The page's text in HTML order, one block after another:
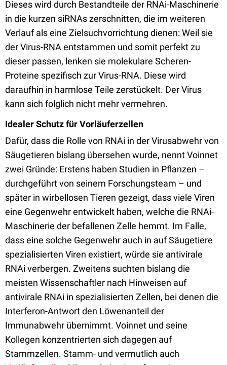
Dieses wird durch Bestandteile der RNAi-Maschinerie
in die kurzen siRNAs zerschnitten, die im weiteren
Verlauf als eine Zielsuchvorrichtung dienen: Weil sie
der Virus-RNA entstammen und somit perfekt zu
dieser passen, lenken sie molekulare Scheren-
Proteine spezifisch zur Virus-RNA. Diese wird
daraufhin in harmlose Teile zerstückelt. Der Virus
kann sich folglich nicht mehr vermehren.
Idealer Schutz für Vorläuferzellen
Dafür, dass die Rolle von RNAi in der Virusabwehr von
Säugetieren bislang übersehen wurde, nennt Voinnet
zwei Gründe: Erstens haben Studien in Pflanzen –
durchgeführt von seinem Forschungsteam – und
später in wirbellosen Tieren gezeigt, dass viele Viren
eine Gegenwehr entwickelt haben, welche die RNAi-
Maschinerie der befallenen Zelle hemmt. Im Falle,
dass eine solche Gegenwehr auch in auf Säugetiere
spezialisierten Viren existiert, würde sie antivirale
RNAi verbergen. Zweitens suchten bislang die
meisten Wissenschaftler nach Hinweisen auf
antivirale RNAi in spezialisierten Zellen, bei denen die
Interferon-Antwort den Löwenanteil der
Immunabwehr übernimmt. Voinnet und seine
Kollegen konzentrierten sich dagegen auf
Stammzellen. Stamm- und vermutlich auch